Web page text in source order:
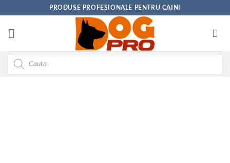
content
PRODUSE PROFESIONALE PENTRU CAINI
Products
search